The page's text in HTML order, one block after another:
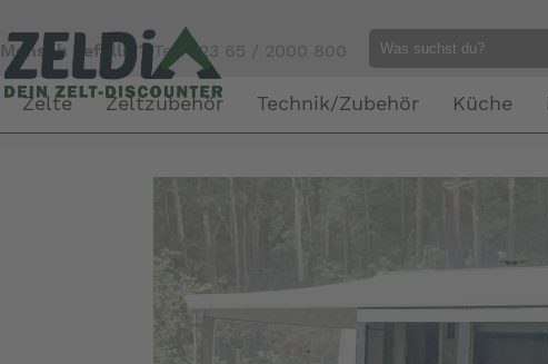
Mensch gefällig? Tel. 023 65 / 2000 800
Zelte Zeltzubehör Technik/Zubehör Küche